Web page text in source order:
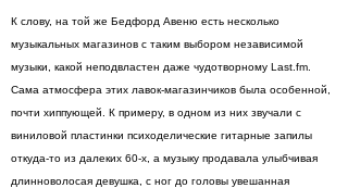
К слову, на той же Бедфорд Авеню есть несколько
музыкальных магазинов с таким выбором независимой
музыки, какой неподвластен даже чудотворному Last.fm.
Сама атмосфера этих лавок-магазинчиков была особенной,
почти хиппующей. К примеру, в одном из них звучали с
виниловой пластинки психоделические гитарные запилы
откуда-то из далеких 60-х, а музыку продавала улыбчивая
длинноволосая девушка, с ног до головы увешанная